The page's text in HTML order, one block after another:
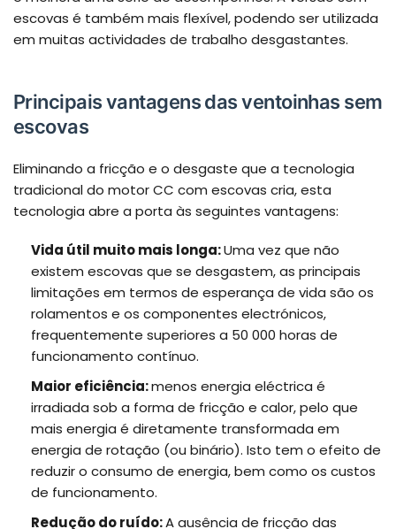
escovas é também mais flexível, podendo ser utilizada
em muitas actividades de trabalho desgastantes.
Principais vantagens das ventoinhas sem
escovas
Eliminando a fricção e o desgaste que a tecnologia
tradicional do motor CC com escovas cria, esta
tecnologia abre a porta às seguintes vantagens:
Vida útil muito mais longa:Uma vez que não
existem escovas que se desgastem, as principais
limitações em termos de esperança de vida são os
rolamentos e os componentes electrónicos,
frequentemente superiores a 50 000 horas de
funcionamento contínuo.
Maior eficiência:menos energia eléctrica é
irradiada sob a forma de fricção e calor, pelo que
mais energia é diretamente transformada em
energia de rotação (ou binário). Isto tem o efeito de
reduzir o consumo de energia, bem como os custos
de funcionamento.
Redução do ruído:A ausência de fricção das